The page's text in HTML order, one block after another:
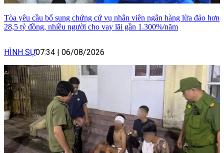
Tòa yêu cầu bổ sung chứng cứ vụ nhân viên ngân hàng lừa đảo hơn
28,5 tỷ đồng, nhiều người cho vay lãi gần 1.300%/năm
HÌNH SỰ07:34 06/08/2026